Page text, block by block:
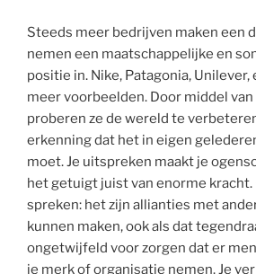
Steeds meer bedrijven maken een
nemen een maatschappelijke en
positie in. Nike, Patagonia,
meer voorbeelden. Door middel
proberen ze de wereld te
erkenning dat het in eigen
moet. Je uitspreken maakt je
het getuigt juist van enorme kracht.
spreken: het zijn allianties met
kunnen maken, ook als dat
ongetwijfeld voor zorgen dat er
je merk of organisatie nemen. Je